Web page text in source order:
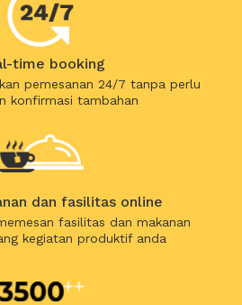
time booking
pemesanan 24/7 tanpa perlu
konfirmasi tambahan
dan fasilitas online
fasilitas dan makanan
kegiatan produktif anda